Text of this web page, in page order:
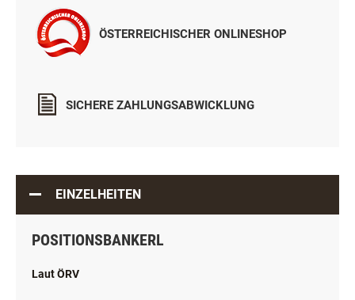
ÖSTERREICHISCHER ONLINESHOP
SICHERE ZAHLUNGSABWICKLUNG
EINZELHEITEN
POSITIONSBANKERL
Laut ÖRV